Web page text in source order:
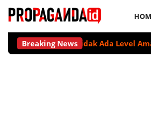
Breaking News
Tidak Ada Level Aman